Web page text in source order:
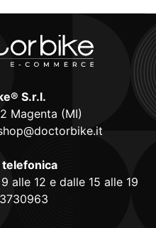
S.r.l.
Magenta (MI)
alle 12 e dalle 15 alle 19